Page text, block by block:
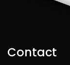
Contact